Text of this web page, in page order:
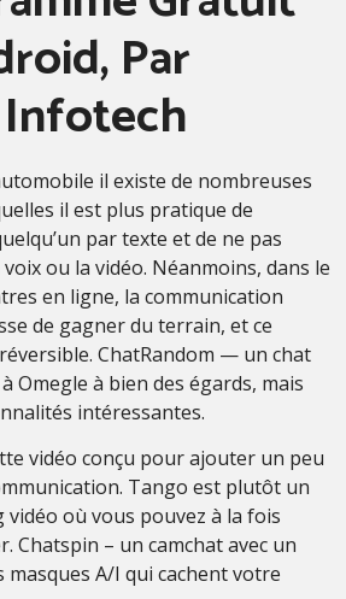
Par
il existe de nombreuses
il est plus pratique de
par texte et de ne pas
ou la vidéo. Néanmoins, dans le
en ligne, la communication
de gagner du terrain, et ce
ChatRandom — un chat
Omegle à bien des égards, mais
intéressantes.
vidéo conçu pour ajouter un peu
Tango est plutôt un
vidéo où vous pouvez à la fois
Chatspin – un camchat avec un
A/I qui cachent votre